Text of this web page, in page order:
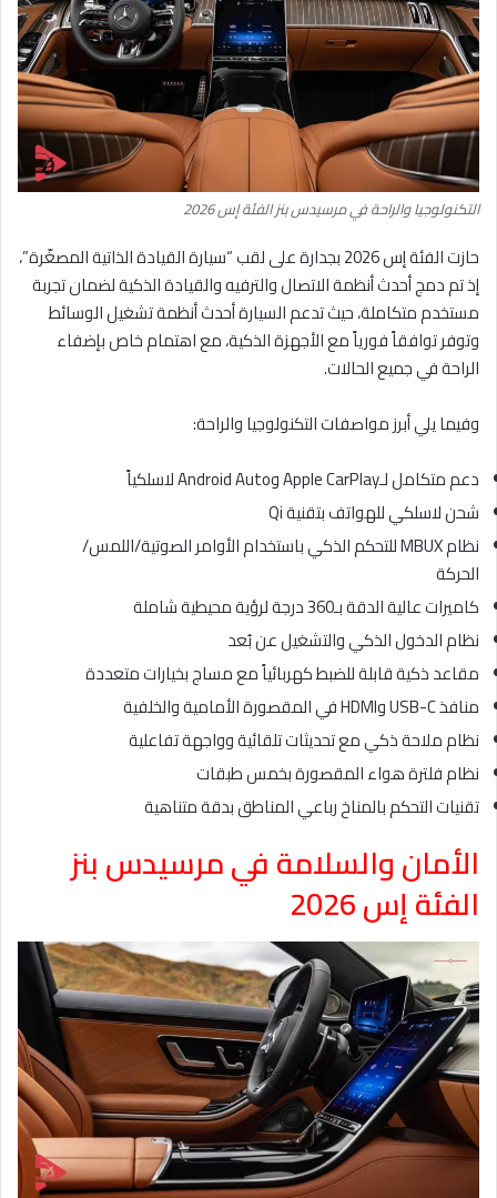
التكنولوجيا والراحة في مرسيدس بنز الفئة إس 2026
حازت الفئة إس 2026 بجدارة على لقب “سيارة القيادة الذاتية المصغّرة”،
إذ تم دمج أحدث أنظمة الاتصال والترفيه والقيادة الذكية لضمان تجربة
مستخدم متكاملة، حيث تدعم السيارة أحدث أنظمة تشغيل الوسائط
وتوفر توافقاً فورياً مع الأجهزة الذكية، مع اهتمام خاص بإضفاء
الراحة في جميع الحالات.
وفيما يلي أبرز مواصفات التكنولوجيا والراحة:
دعم متكامل لـApple CarPlay وAndroid Auto لاسلكياً
شحن لاسلكي للهواتف بتقنية Qi
نظام MBUX للتحكم الذكي باستخدام الأوامر الصوتية/اللمس/
الحركة
كاميرات عالية الدقة بـ360 درجة لرؤية محيطية شاملة
نظام الدخول الذكي والتشغيل عن بُعد
مقاعد ذكية قابلة للضبط كهربائياً مع مساج بخيارات متعددة
منافذ USB-C وHDMI في المقصورة الأمامية والخلفية
نظام ملاحة ذكي مع تحديثات تلقائية وواجهة تفاعلية
نظام فلترة هواء المقصورة بخمس طبقات
تقنيات التحكم بالمناخ رباعي المناطق بدقة متناهية
الأمان والسلامة في مرسيدس بنز
الفئة إس 2026